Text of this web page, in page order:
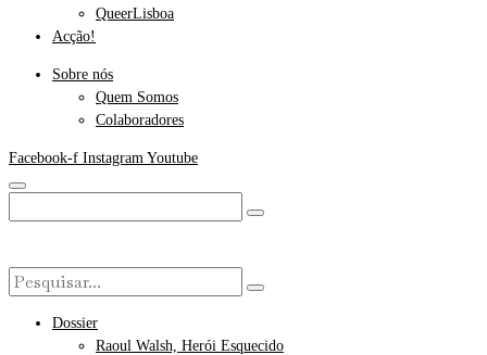
QueerLisboa
Acção!
Sobre nós
Quem Somos
Colaboradores
Facebook-f Instagram Youtube
Dossier
Raoul Walsh, Herói Esquecido